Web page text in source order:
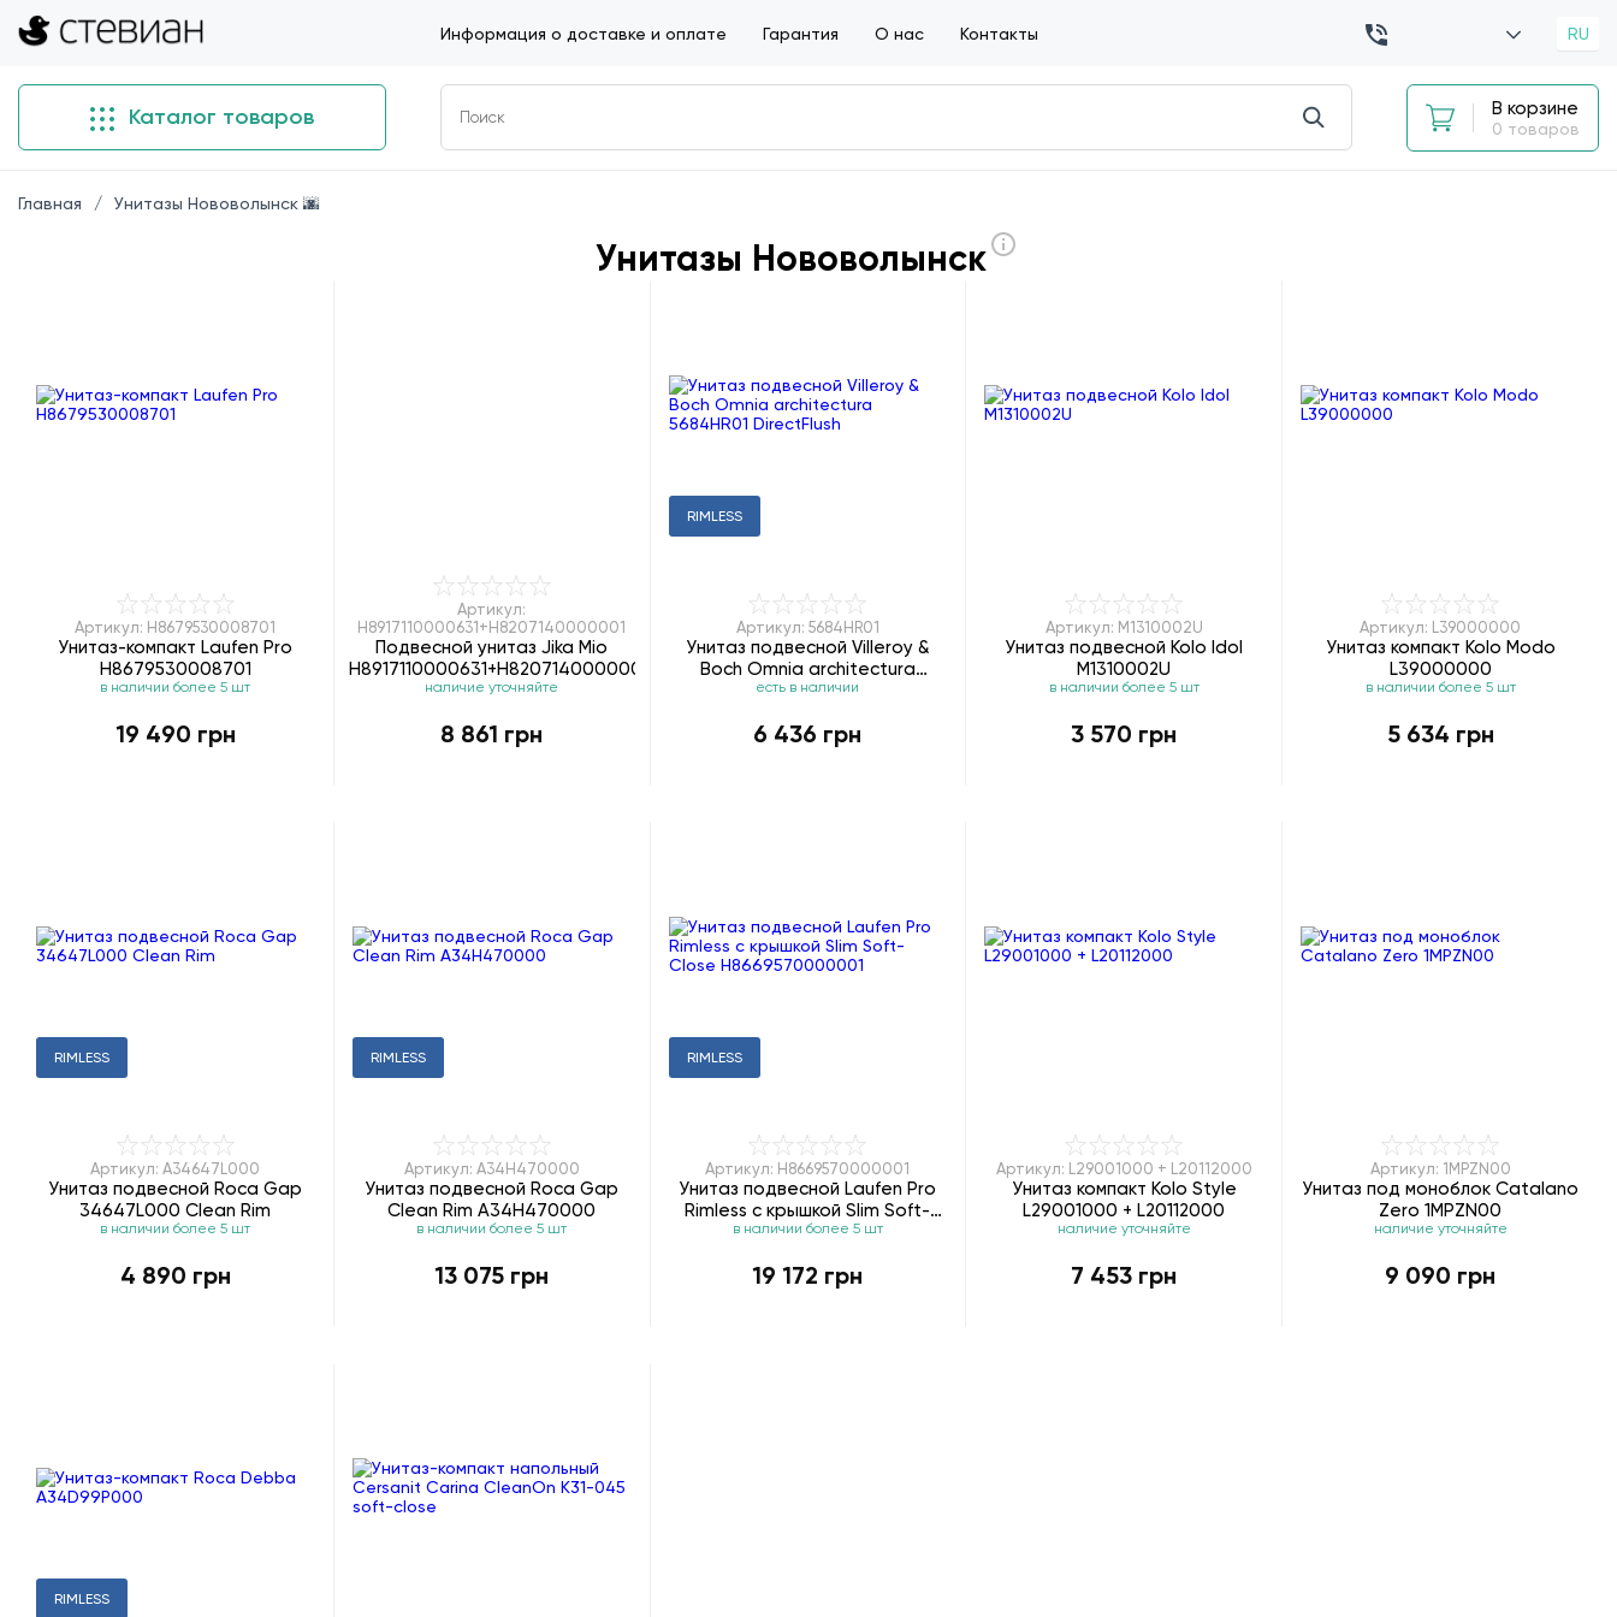
Информация о доставке и оплате Гарантия О нас Контакты RU
Каталог товаров В корзине
0 товаров
Главная Унитазы Нововолынск 🌆
Унитазы Нововолынск
Артикул: H8679530008701
Унитаз-компакт Laufen Pro
H8679530008701
в наличии более 5 шт
19 490 грн
Артикул:
H8917110000631+H8207140000001
Подвесной унитаз Jika Mio
H8917110000631+H8207140000001
наличие уточняйте
8 861 грн
RIMLESS
Артикул: 5684HR01
Унитаз подвесной Villeroy &
Boch Omnia architectura
5684HR01 DirectFlush
есть в наличии
6 436 грн
Артикул: M1310002U
Унитаз подвесной Kolo Idol
M1310002U
в наличии более 5 шт
3 570 грн
Артикул: L39000000
Унитаз компакт Kolo Modo
L39000000
в наличии более 5 шт
5 634 грн
RIMLESS
Артикул: A34647L000
Унитаз подвесной Roca Gap
34647L000 Clean Rim
в наличии более 5 шт
4 890 грн
RIMLESS
Артикул: A34H470000
Унитаз подвесной Roca Gap
Clean Rim A34H470000
в наличии более 5 шт
13 075 грн
RIMLESS
Артикул: H8669570000001
Унитаз подвесной Laufen Pro
Rimless с крышкой Slim Soft-
Close H8669570000001
в наличии более 5 шт
19 172 грн
Артикул: L29001000 + L20112000
Унитаз компакт Kolo Style
L29001000 + L20112000
наличие уточняйте
7 453 грн
Артикул: 1MPZN00
Унитаз под моноблок Catalano
Zero 1MPZN00
наличие уточняйте
9 090 грн
RIMLESS